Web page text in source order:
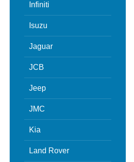
Infiniti
Isuzu
Jaguar
JCB
Jeep
JMC
Kia
Land Rover